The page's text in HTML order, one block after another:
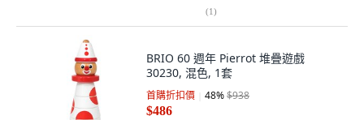
(1)
BRIO 60 週年 Pierrot 堆疊遊戲
30230, 混色, 1套
首購折扣價 48%$938
$486